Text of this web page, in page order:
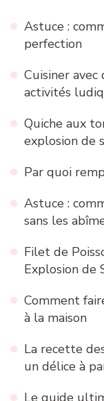
Astuce :
perfection
Cuisiner
activités
Quiche aux
explosion de
Par quoi
Astuce :
sans les
Filet de
Explosion de
Comment
à la maison
La recette
un délice à